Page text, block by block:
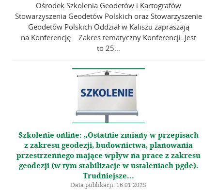
Ośrodek Szkolenia Geodetów i Kartografów
Stowarzyszenia Geodetów Polskich oraz Stowarzyszenie
Geodetów Polskich Oddział w Kaliszu zapraszają
na Konferencję: Zakres tematyczny Konferencji: Jest
to 25...
Szkolenie online: „Ostatnie zmiany w przepisach
z zakresu geodezji, budownictwa, planowania
przestrzennego mające wpływ na prace z zakresu
geodezji (w tym stabilizacje w ustaleniach pgde).
Trudniejsze...
Data publikacji: 16.01.2025